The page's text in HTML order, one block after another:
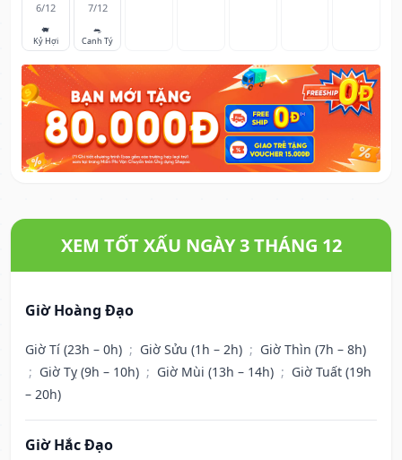
6/12
🐖
Kỷ Hợi
7/12
🐀
Canh Tý
XEM TỐT XẤU NGÀY 3 THÁNG 12
Giờ Hoàng Đạo
Giờ Tí (23h – 0h) ; Giờ Sửu (1h – 2h) ; Giờ Thìn (7h – 8h)
; Giờ Tỵ (9h – 10h) ; Giờ Mùi (13h – 14h) ; Giờ Tuất (19h
– 20h)
Giờ Hắc Đạo